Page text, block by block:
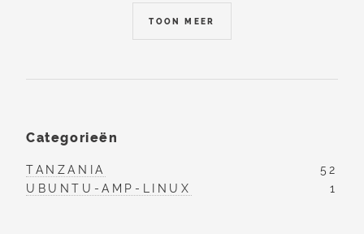
TOON MEER
Categorieën
TANZANIA
52
UBUNTU-AMP-LINUX
1